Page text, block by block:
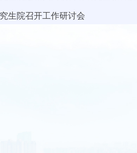
生院召开工作研讨会